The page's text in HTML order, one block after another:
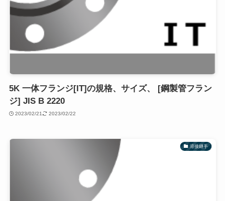
5K 一体フランジ[IT]の規格、サイズ、 [鋼製管フラン
ジ] JIS B 2220
2023/02/21 2023/02/22
溶接継手